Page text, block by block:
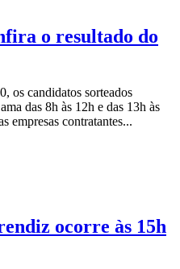
o resultado do
os candidatos sorteados
das 8h às 12h e das 13h às
empresas contratantes...
ocorre às 15h